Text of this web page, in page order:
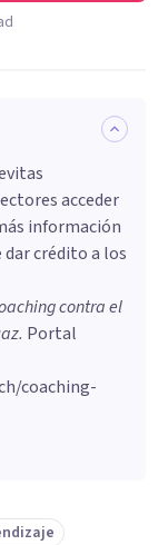
acceder
información
crédito a los
contra el
. Portal
coaching-